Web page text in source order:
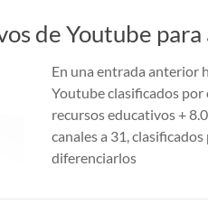
de Youtube
En una entrada anterior
Youtube clasificados por
recursos educativos +
canales a 31,
diferenciarlos